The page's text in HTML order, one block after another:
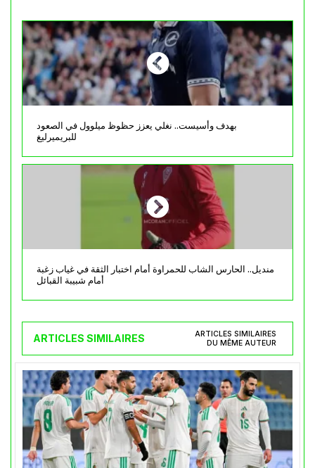
بهدف وأسيست.. نغلي يعزز حظوظ ميلوول في الصعود
للبريميرليغ
منديل.. الحارس الشاب للحمراوة أمام اختبار الثقة في غياب زغبة
أمام شبيبة القبائل
ARTICLES SIMILAIRES
ARTICLES SIMILAIRES
DU MÊME AUTEUR